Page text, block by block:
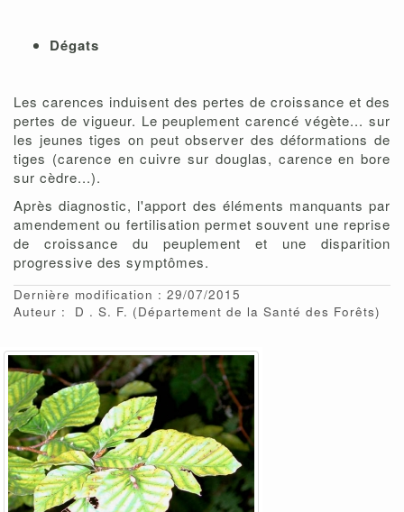
Dégats
Les carences induisent des pertes de croissance et des
pertes de vigueur. Le peuplement carencé végète... sur
les jeunes tiges on peut observer des déformations de
tiges (carence en cuivre sur douglas, carence en bore
sur cèdre...).
Après diagnostic, l'apport des éléments manquants par
amendement ou fertilisation permet souvent une reprise
de croissance du peuplement et une disparition
progressive des symptômes.
Dernière modification : 29/07/2015
Auteur :
D S. F. (Département de la Santé des Forêts)